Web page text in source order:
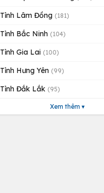
Tỉnh Lâm Đồng (181)
Tỉnh Bắc Ninh (104)
Tỉnh Gia Lai (100)
Tỉnh Hưng Yên (99)
Tỉnh Đắk Lắk (95)
Xem thêm ▾